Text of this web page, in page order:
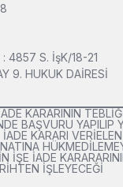
4857 S. İşK/18-21
9. HUKUK DAİRESİ
KARARININ
BAŞVURU YAPILIP
KARARI
İŞE İADE
İŞLEYECEĞİ